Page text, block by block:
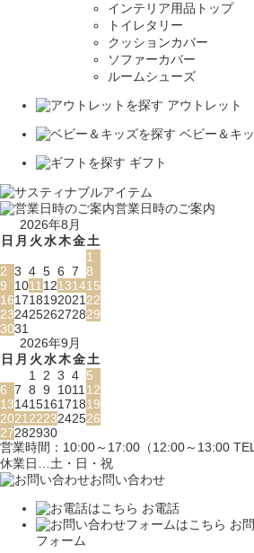
インテリア用品トップ
トイレタリー
クッションカバー
ソファーカバー
ルームシューズ
アウトレット
ベビー＆キ
ギフト
営業日時のご案内
2026年8月
日 月 火水木金土
1
2 3 4 5 6 7 8
9
101112131415
16171819202122
23242526272829
3031
2026年9月
日 月 火水木金土
1 2 3 4 5
6 7 8 9 101112
13141516171819
20212223242526
27282930
営業時間：10:00～17:00（12:00～13:00 TEL
休業日…土・日・祝
お問い合わせ
お電話
お
フォーム